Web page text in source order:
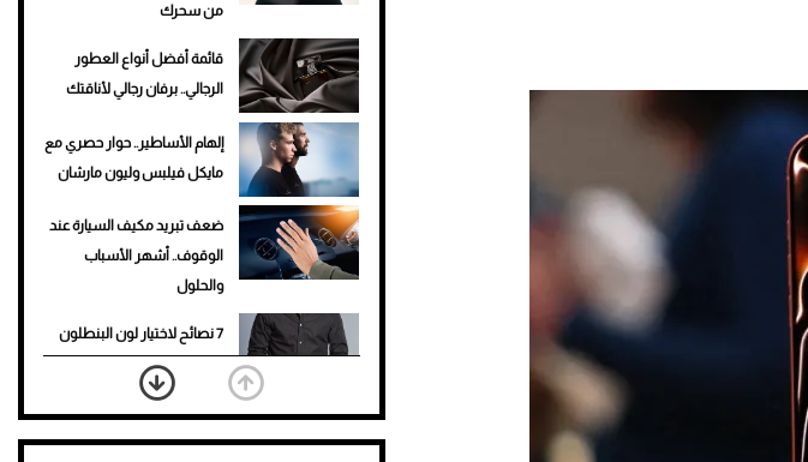
من سحرك
قائمة أفضل أنواع العطور
الرجالي.. برفان رجالي لأناقتك
إلهام الأساطير.. حوار حصري مع
مايكل فيلبس وليون مارشان
ضعف تبريد مكيف السيارة عند
الوقوف.. أشهر الأسباب
والحلول
7 نصائح لاختيار لون البنطلون
المناسب للقميص الأسود
نرى المستقبل من خلال
تصميماتنا.. كيف حجزت 1886